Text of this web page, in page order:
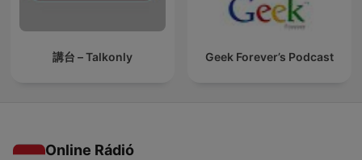
講台 – Talkonly Geek Forever’s Podcast
Online Rádió